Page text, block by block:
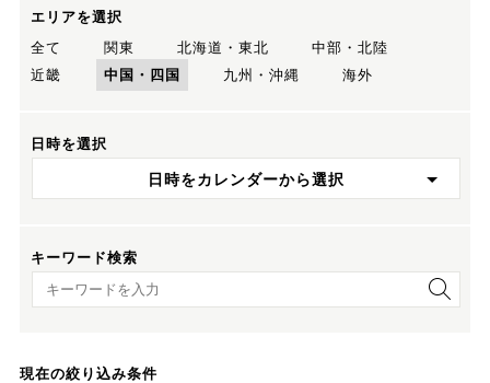
エリアを選択
全て
関東 北海道・東北
中部・北陸
近畿
中国・四国 九州・沖縄 海外
日時を選択
日時をカレンダーから選択
キーワード検索
キーワード検索
現在の絞り込み条件